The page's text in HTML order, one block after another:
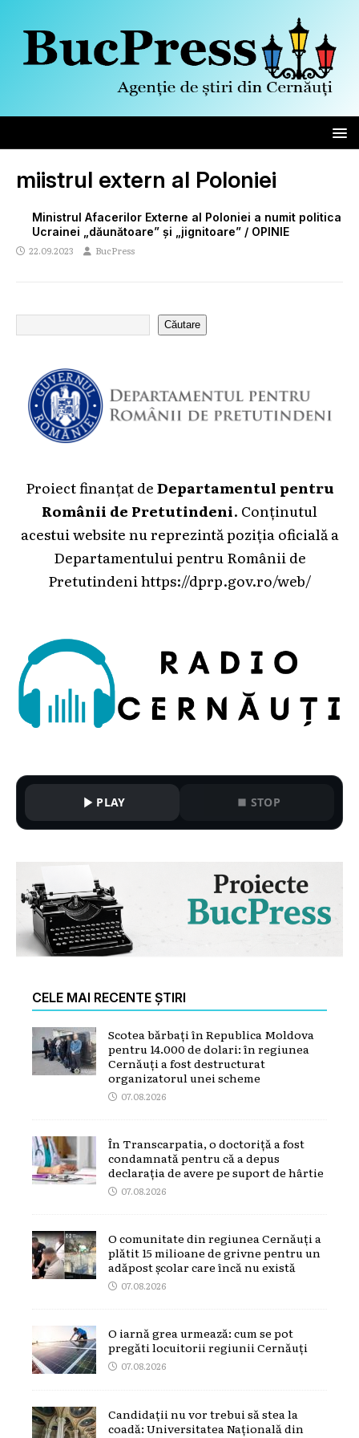
miistrul extern al Poloniei
Ministrul Afacerilor Externe al Poloniei a numit politica
Ucrainei „dăunătoare” și „jignitoare” / OPINIE
22.09.2023 BucPress
Căutare
Proiect finanțat deDepartamentul pentru
Românii de Pretutindeni. Conținutul
acestui website nu reprezintă poziția oficială a
Departamentului pentru Românii de
Pretutindeni https://dprp.gov.ro/web/
PLAY STOP
CELE MAI RECENTE ȘTIRI
Scotea bărbați în Republica Moldova
pentru 14.000 de dolari: în regiunea
Cernăuți a fost destructurat
organizatorul unei scheme
07.08.2026
În Transcarpatia, o doctoriță a fost
condamnată pentru că a depus
declarația de avere pe suport de hârtie
07.08.2026
O comunitate din regiunea Cernăuți a
plătit 15 milioane de grivne pentru un
adăpost școlar care încă nu există
07.08.2026
O iarnă grea urmează: cum se pot
pregăti locuitorii regiunii Cernăuți
07.08.2026
Candidații nu vor trebui să stea la
coadă: Universitatea Națională din